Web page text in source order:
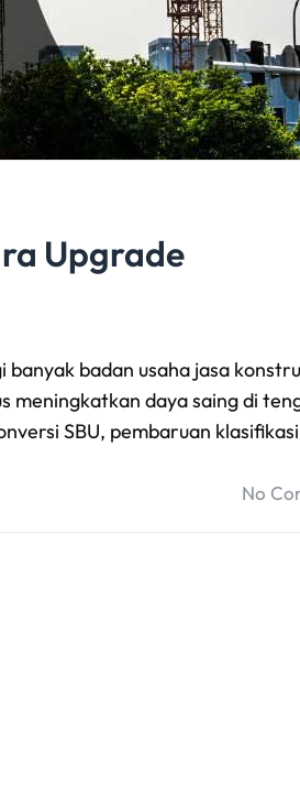
Upgrade
badan usaha jasa
meningkatkan daya saing di
SBU, pembaruan klasifikasi
No